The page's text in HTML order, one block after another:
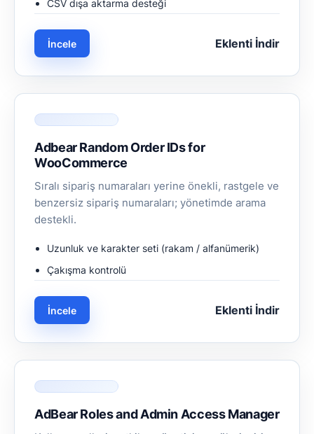
CSV dışa aktarma desteği
İncele Eklenti İndir
Adbear Random Order IDs for
WooCommerce
Sıralı sipariş numaraları yerine önekli, rastgele ve
benzersiz sipariş numaraları; yönetimde arama
destekli.
Uzunluk ve karakter seti (rakam / alfanümerik)
Çakışma kontrolü
İncele Eklenti İndir
AdBear Roles and Admin Access Manager